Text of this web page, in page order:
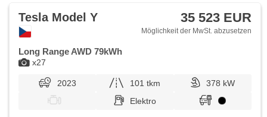
x27
Tesla Model Y 35 523 EUR
Möglichkeit der MwSt. abzusetzen
Long Range AWD 79kWh
2023 101 tkm
378 kW
Elektro